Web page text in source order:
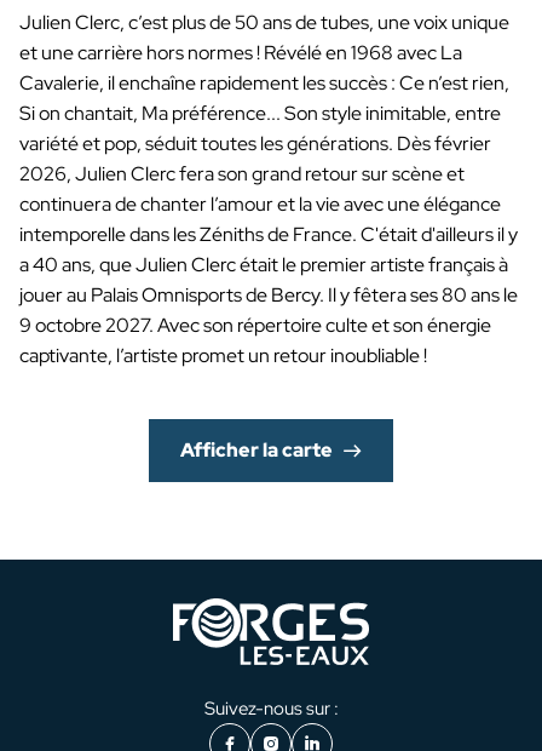
Julien Clerc, c’est plus de 50 ans de tubes, une voix unique
et une carrière hors normes ! Révélé en 1968 avec La
Cavalerie, il enchaîne rapidement les succès : Ce n’est rien,
Si on chantait, Ma préférence... Son style inimitable, entre
variété et pop, séduit toutes les générations. Dès février
2026, Julien Clerc fera son grand retour sur scène et
continuera de chanter l’amour et la vie avec une élégance
intemporelle dans les Zéniths de France. C'était d'ailleurs il y
a 40 ans, que Julien Clerc était le premier artiste français à
jouer au Palais Omnisports de Bercy. Il y fêtera ses 80 ans le
9 octobre 2027. Avec son répertoire culte et son énergie
captivante, l’artiste promet un retour inoubliable !
Afficher la carte
Suivez-nous sur :